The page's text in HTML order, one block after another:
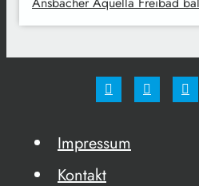
Impressum
Kontakt